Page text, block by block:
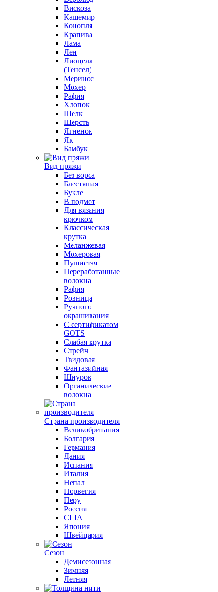
Вискоза
Кашемир
Конопля
Крапива
Лама
Лен
Лиоцелл
(Тенсел)
Меринос
Мохер
Рафия
Хлопок
Шелк
Шерсть
Ягненок
Як
Бамбук
Вид пряжи
Без ворса
Блестящая
Букле
В подмот
Для вязания
крючком
Классическая
крутка
Меланжевая
Мохеровая
Пушистая
Переработанные
волокна
Рафия
Ровница
Ручного
окрашивания
С сертификатом
GOTS
Слабая крутка
Стрейч
Твидовая
Фантазийная
Шнурок
Органические
волокна
Страна производителя
Великобритания
Болгария
Германия
Дания
Испания
Италия
Непал
Норвегия
Перу
Россия
США
Япония
Швейцария
Сезон
Демисезонная
Зимняя
Летняя